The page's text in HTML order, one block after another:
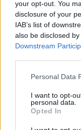
your opt-out. You
disclosure of your
IAB’s list of
also be disclosed
Downstream
Personal Data
I want to opt-
personal data.
Opted In